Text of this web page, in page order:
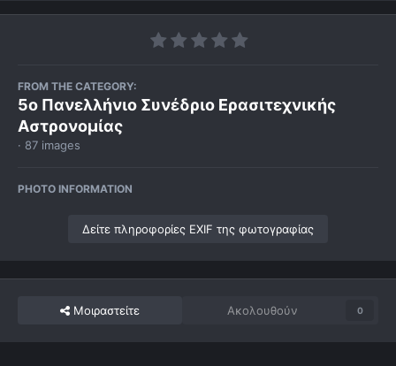
FROM THE CATEGORY:
5ο Πανελλήνιο Συνέδριο Ερασιτεχνικής
Αστρονομίας
· 87 images
PHOTO INFORMATION
Δείτε πληροφορίες EXIF της φωτογραφίας
Μοιραστείτε Ακολουθούν 0